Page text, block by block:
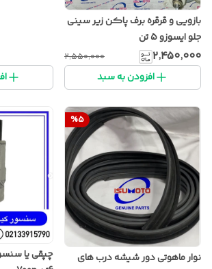
بازویی و قرقره برف پاکن زیر سینی
جلو ایسوزو 5 تن
۲٬۴۵۰٬۰۰۰ ۲٬۵۵۰٬۰۰۰
افزودن به سبد
%5
نوار ماهوتی دور شیشه درب های
چپقی یا